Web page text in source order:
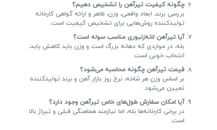
چگونه کیفیت تیرآهن را تشخیص دهیم؟
بررسی برند، ابعاد واقعی، وزن، ظاهر و ارائه گواهی کارخانه
تولیدکننده روش‌هایی برای تشخیص کیفیت است.
آیا تیرآهن لانه‌زنبوری مناسب سوله است؟
بله، در مواردی که دهانه بزرگ است و وزن باید کاهش یابد،
انتخاب خوبی است.
قیمت تیرآهن چگونه محاسبه می‌شود؟
بر اساس وزن هر شاخه، نرخ روز بازار آهن و برند تولیدکننده
تعیین می‌شود.
آیا امکان سفارش طول‌های خاص تیرآهن وجود دارد؟
در برخی کارخانه‌ها بله، اما نیازمند هماهنگی قبلی و تیراژ بالا
است.